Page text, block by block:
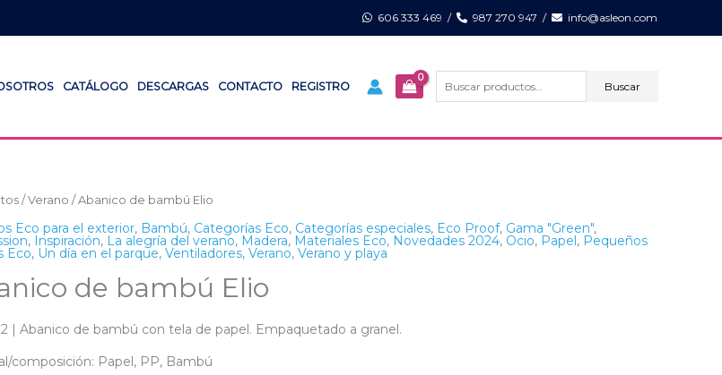
606 333 469 / 987 270 947 / info@asleon.com
CATÁLOGO DESCARGAS CONTACTO REGISTRO
por:
Buscar
/ Verano / Abanico de bambú Elio
Eco para el exterior, Bambú, Categorías Eco, Categorías especiales, Eco Proof, Gama "Green",
, Inspiración, La alegría del verano, Madera, Materiales Eco, Novedades 2024, Ocio, Papel, Pequeños
Eco, Un día en el parque, Ventiladores, Verano, Verano y playa
de bambú Elio
| Abanico de bambú con tela de papel. Empaquetado a granel.
composición: Papel, PP, Bambú